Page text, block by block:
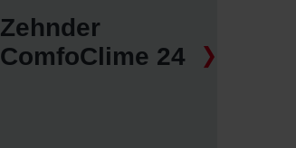
Zehnder
ComfoClime 24